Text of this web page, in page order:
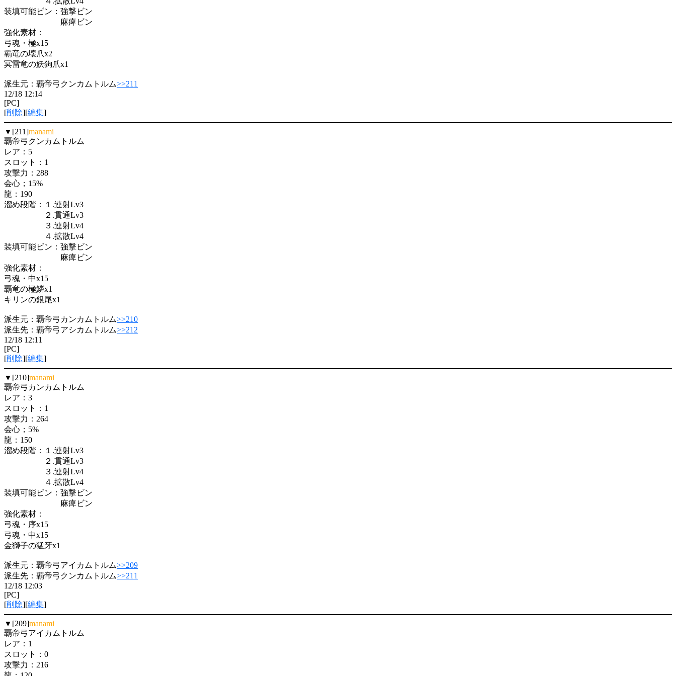
装填可能ビン：強撃ビン
麻痺ビン
強化素材：
弓魂・極x15
覇竜の壊爪x2
冥雷竜の妖鉤爪x1
派生元：覇帝弓クンカムトルム>>211
12/18 12:14
[PC]
[削除][編集]
▼[211]manami
覇帝弓クンカムトルム
レア：5
スロット：1
攻撃力：288
会心；15%
龍：190
溜め段階：１.連射Lv3
２.貫通Lv3
３.連射Lv4
４.拡散Lv4
装填可能ビン：強撃ビン
麻痺ビン
強化素材：
弓魂・中x15
覇竜の極鱗x1
キリンの銀尾x1
派生元：覇帝弓カンカムトルム>>210
派生先：覇帝弓アシカムトルム>>212
12/18 12:11
[PC]
[削除][編集]
▼[210]manami
覇帝弓カンカムトルム
レア：3
スロット：1
攻撃力：264
会心；5%
龍：150
溜め段階：１.連射Lv3
２.貫通Lv3
３.連射Lv4
４.拡散Lv4
装填可能ビン：強撃ビン
麻痺ビン
強化素材：
弓魂・序x15
弓魂・中x15
金獅子の猛牙x1
派生元：覇帝弓アイカムトルム>>209
派生先：覇帝弓クンカムトルム>>211
12/18 12:03
[PC]
[削除][編集]
▼[209]manami
覇帝弓アイカムトルム
レア：1
スロット：0
攻撃力：216